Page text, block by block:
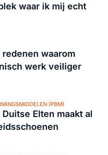
waar ik mij echt
waarom
werk veiliger
(PBM)
Duitse Elten maakt al